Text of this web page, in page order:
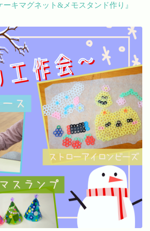
キマグネット&メモスタンド作り』